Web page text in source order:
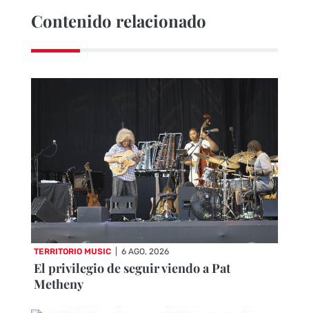
Contenido relacionado
TERRITORIO MUSIC 6 AGO, 2026
El privilegio de seguir viendo a Pat
Metheny